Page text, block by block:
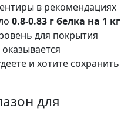
в рекомендациях
0.8-0.83 г белка на 1 кг
для покрытия
и хотите сохранить
для